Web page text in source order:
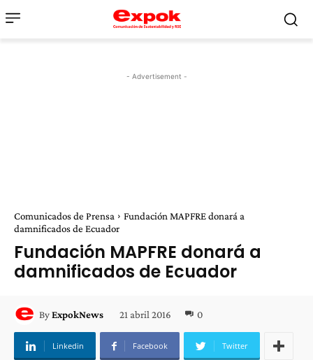
- Advertisement -
Comunicados de Prensa
Fundación MAPFRE donará a
damnificados de Ecuador
Fundación MAPFRE donará a
damnificados de Ecuador
ByExpokNews 21 abril 2016 0
Linkedin Facebook Twitter